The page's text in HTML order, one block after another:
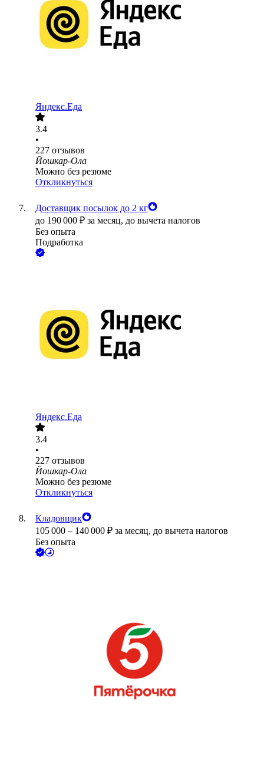
Яндекс.Еда
3.4
•
227 отзывов
Йошкар-Ола
Можно без резюме
Откликнуться
Доставщик посылок до 2 кг
до 190 000 ₽ за месяц, до вычета налогов
Без опыта
Подработка
Яндекс.Еда
3.4
•
227 отзывов
Йошкар-Ола
Можно без резюме
Откликнуться
Кладовщик
105 000 – 140 000 ₽ за месяц, до вычета налогов
Без опыта